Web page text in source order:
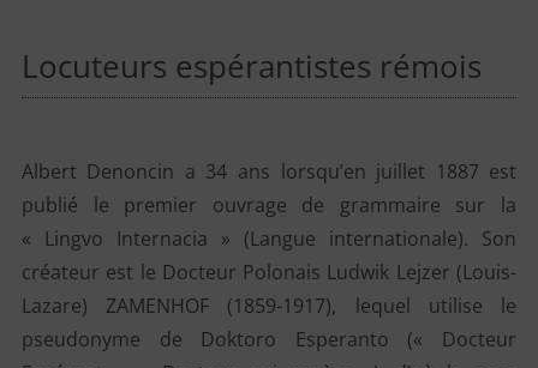
Locuteurs espérantistes rémois
Albert Denoncin a 34 ans lorsqu’en juillet 1887 est
publié le premier ouvrage de grammaire sur la
« Lingvo Internacia » (Langue internationale). Son
créateur est le Docteur Polonais Ludwik Lejzer (Louis-
Lazare) ZAMENHOF (1859-1917), lequel utilise le
pseudonyme de Doktoro Esperanto (« Docteur